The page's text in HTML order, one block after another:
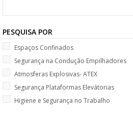
PESQUISA POR
Espaços Confinados
Segurança na Condução Empilhadores
Atmosferas Explosivas- ATEX
Segurança Plataformas Elevátorias
Higiene e Segurança no Trabalho